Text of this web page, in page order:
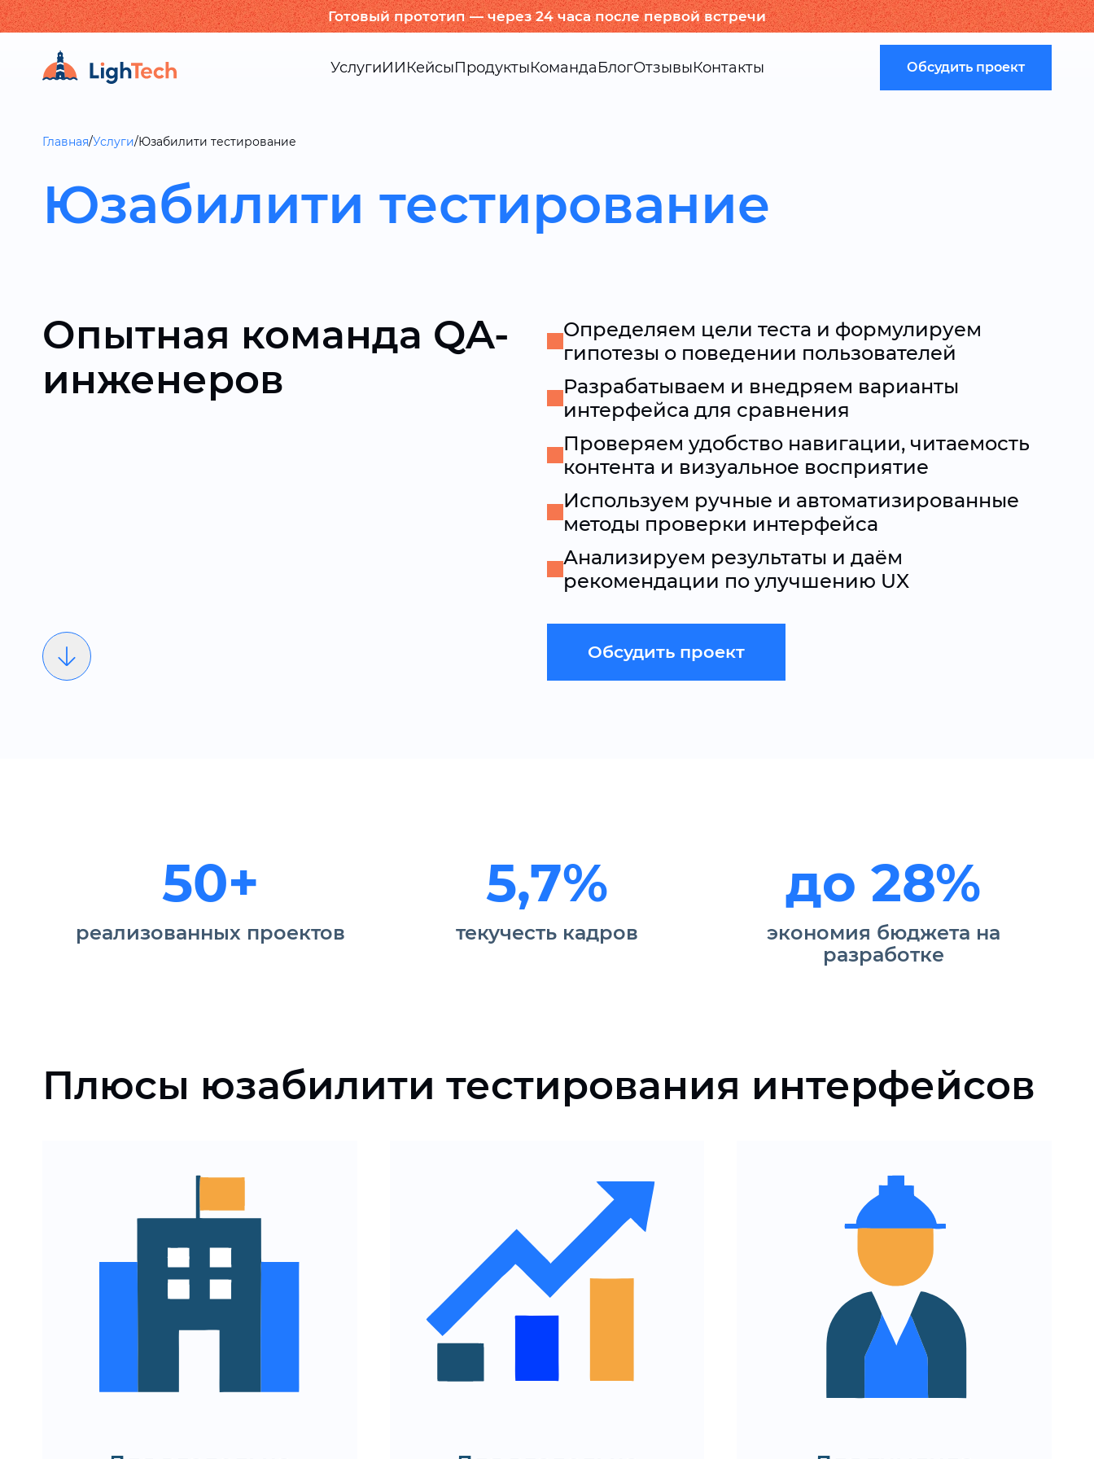
Готовый прототип — через 24 часа после первой встречи
УслугиИИКейсыПродуктыКомандаБлогОтзывыКонтакты Обсудить проект
Главная/Услуги/Юзабилити тестирование
Юзабилити тестирование
Опытная команда QA-
инженеров
Определяем цели теста и формулируем
гипотезы о поведении пользователей
Разрабатываем и внедряем варианты
интерфейса для сравнения
Проверяем удобство навигации, читаемость
контента и визуальное восприятие
Используем ручные и автоматизированные
методы проверки интерфейса
Анализируем результаты и даём
рекомендации по улучшению UX
Обсудить проект
50+
реализованных проектов
5,7%
текучесть кадров
до 28%
экономия бюджета на
разработке
Плюсы юзабилити тестирования интерфейсов
Понимание, насколько
интерфейс сайта или
пользователей
Минимизация рисков
потерь из-за плохого UX
Оптимизация интерфейса,
навигации и сценариев
использования
Подтверждение
эффективности изменений
до их масштабного
Рост ключевых метрик
Прозрачные метрики и
аналитика для оценки
гипотез UX
Интеграция тестирования
в текущий процесс
разработки
Возможность параллельно
проверять несколько
вариантов интерфейса
методология для будущих